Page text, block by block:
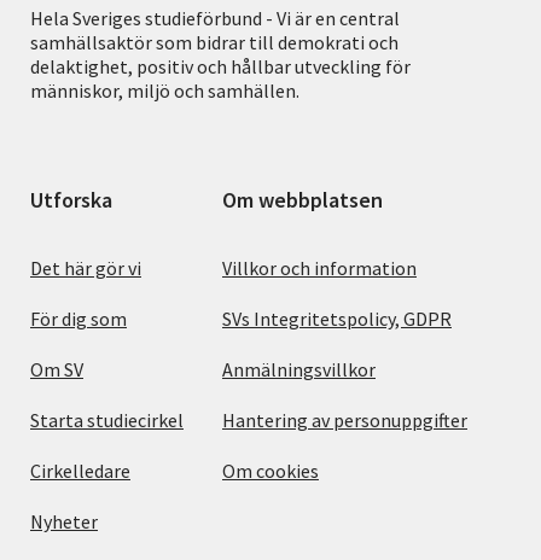
Hela Sveriges studieförbund - Vi är en central
samhällsaktör som bidrar till demokrati och
delaktighet, positiv och hållbar utveckling för
människor, miljö och samhällen.
Utforska
Det här gör vi
För dig som
Om SV
Starta studiecirkel
Cirkelledare
Nyheter
Om webbplatsen
Villkor och information
SVs Integritetspolicy, GDPR
Anmälningsvillkor
Hantering av personuppgifter
Om cookies